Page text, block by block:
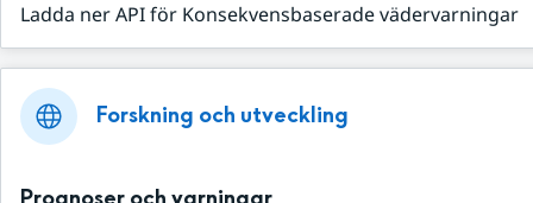
Ladda ner API för Konsekvensbaserade vädervarningar
Forskning och utveckling